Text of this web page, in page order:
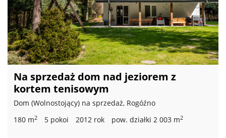
Na sprzedaż dom nad jeziorem z
kortem tenisowym
Dom (Wolnostojący) na sprzedaż, Rogóźno
180 m2 5 pokoi 2012 rok pow. działki 2 003 m2